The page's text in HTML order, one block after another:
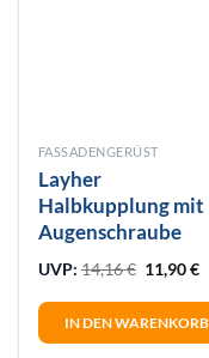
FASSADENGERÜST
Layher
Halbkupplung mit
Augenschraube
UVP: 14,16€ 11,90€
IN DEN WARENKORB